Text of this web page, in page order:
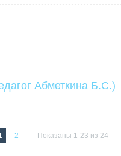
Абметкина Б.С.)
2 Показаны 1-23 из 24